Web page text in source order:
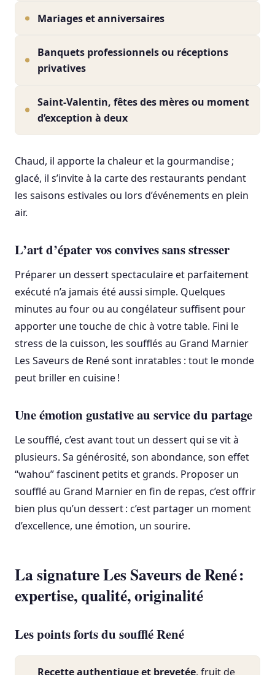
Mariages et anniversaires
Banquets professionnels ou réceptions
privatives
Saint-Valentin, fêtes des mères ou moment
d’exception à deux
Chaud, il apporte la chaleur et la gourmandise ;
glacé, il s’invite à la carte des restaurants pendant
les saisons estivales ou lors d’événements en plein
air.
L’art d’épater vos convives sans stresser
Préparer un dessert spectaculaire et parfaitement
exécuté n’a jamais été aussi simple. Quelques
minutes au four ou au congélateur suffisent pour
apporter une touche de chic à votre table. Fini le
stress de la cuisson, les soufflés au Grand Marnier
Les Saveurs de René sont inratables : tout le monde
peut briller en cuisine !
Une émotion gustative au service du partage
Le soufflé, c’est avant tout un dessert qui se vit à
plusieurs. Sa générosité, son abondance, son effet
“wahou” fascinent petits et grands. Proposer un
soufflé au Grand Marnier en fin de repas, c’est offrir
bien plus qu’un dessert : c’est partager un moment
d’excellence, une émotion, un sourire.
La signature Les Saveurs de René :
expertise, qualité, originalité
Les points forts du soufflé René
Recette authentique et brevetée, fruit de